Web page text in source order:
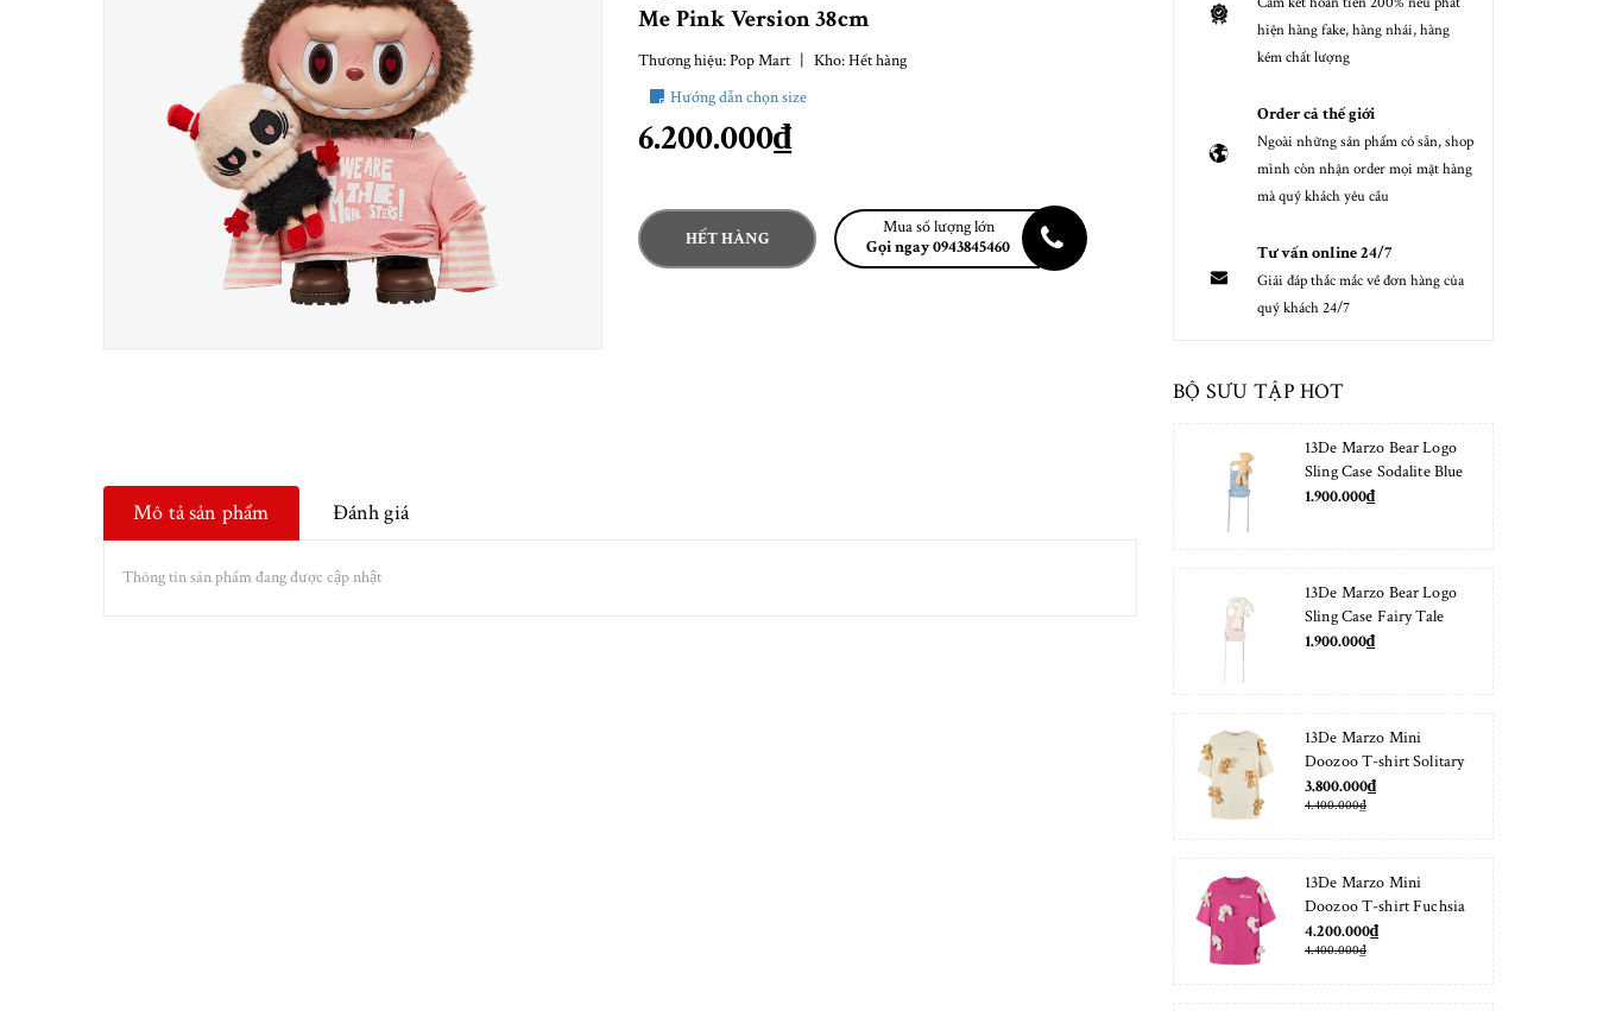
Me Pink Version 38cm
Thương hiệu:Pop Mart | Kho:Hết hàng
Hướng dẫn chọn size
6.200.000₫
HẾT HÀNG
Mua số lượng lớn
Gọi ngay 0943845460
Mô tả sản phẩm Đánh giá
Thông tin sản phẩm đang được cập nhật
hiện hàng fake, hàng nhái, hàng
kém chất lượng
Order cả thế giới
Ngoài những sản phẩm có sẵn, shop
mình còn nhận order mọi mặt hàng
mà quý khách yêu cầu
Tư vấn online 24/7
Giải đáp thắc mắc về đơn hàng của
quý khách 24/7
BỘ SƯU TẬP HOT
13De Marzo Bear Logo
Sling Case Sodalite Blue
1.900.000₫
13De Marzo Bear Logo
Sling Case Fairy Tale
1.900.000₫
13De Marzo Mini
Doozoo T-shirt Solitary
Star
3.800.000₫
4.400.000₫
13De Marzo Mini
Doozoo T-shirt Fuchsia
Fedora
4.200.000₫
4.400.000₫